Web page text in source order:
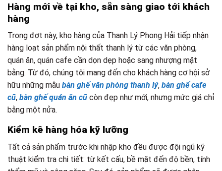
Hàng mới về tại kho, sẵn sàng giao tới khách
hàng
Trong đợt này, kho hàng của Thanh Lý Phong Hải tiếp nhận
hàng loạt sản phẩm nội thất thanh lý từ các văn phòng,
quán ăn, quán cafe cần dọn dẹp hoặc sang nhượng mặt
bằng. Từ đó, chúng tôi mang đến cho khách hàng cơ hội sở
hữu những mẫu bàn ghế văn phòng thanh lý, bàn ghế cafe
cũ, bàn ghế quán ăn cũ còn đẹp như mới, nhưng mức giá chỉ
bằng một nửa.
Kiểm kê hàng hóa kỹ lưỡng
Tất cả sản phẩm trước khi nhập kho đều được đội ngũ kỹ
thuật kiểm tra chi tiết: từ kết cấu, bề mặt đến độ bền, tính